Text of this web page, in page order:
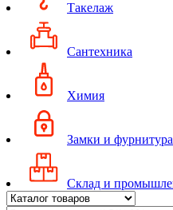
Такелаж
Сантехника
Химия
Замки и фурнитура
Склад и